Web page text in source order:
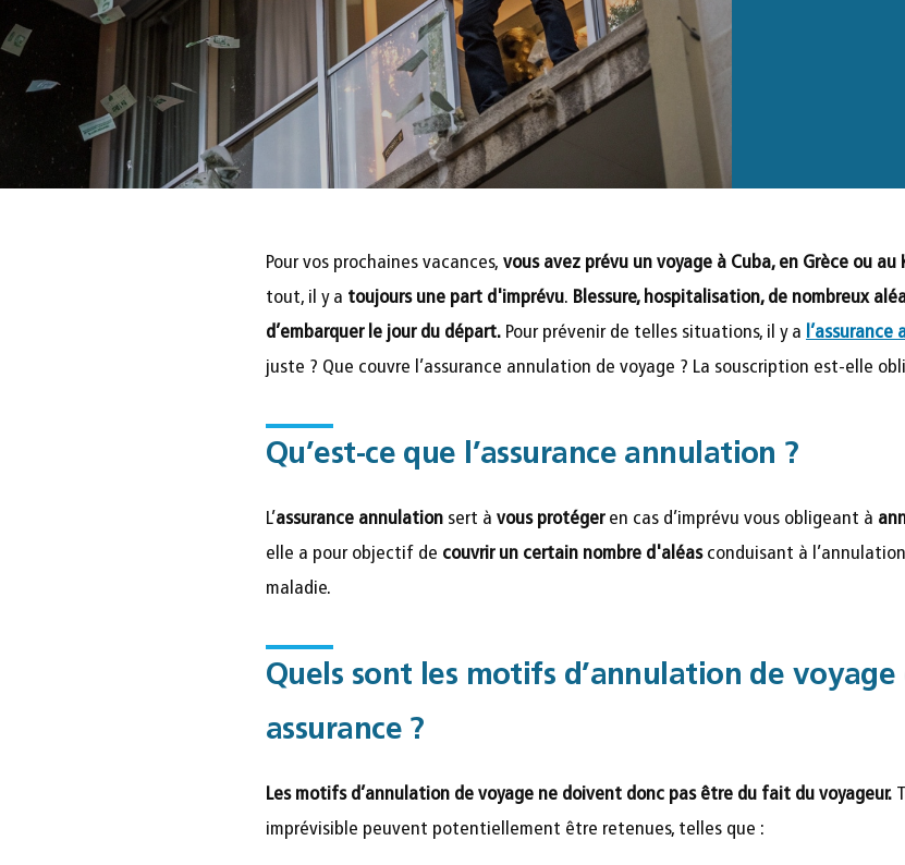
Pour vos prochaines vacances, vous avez prévu un voyage à Cuba, en Grèce ou au
tout, il y a toujours une part d'imprévu. Blessure, hospitalisation, de nombreux
d’embarquer le jour du départ. Pour prévenir de telles situations, il y a l’assurance
juste ? Que couvre l’assurance annulation de voyage ? La souscription est-elle
Qu’est-ce que l’assurance annulation ?
L’assurance annulation sert à vous protégeren cas d’imprévu vous obligeant à
elle a pour objectif de couvrir un certain nombre d'aléasconduisant à
maladie.
Quels sont les motifs d’annulation de
assurance ?
Les motifs d’annulation de voyage ne doivent donc pas être du fait du voyageur.
imprévisible peuvent potentiellement être retenues, telles que :